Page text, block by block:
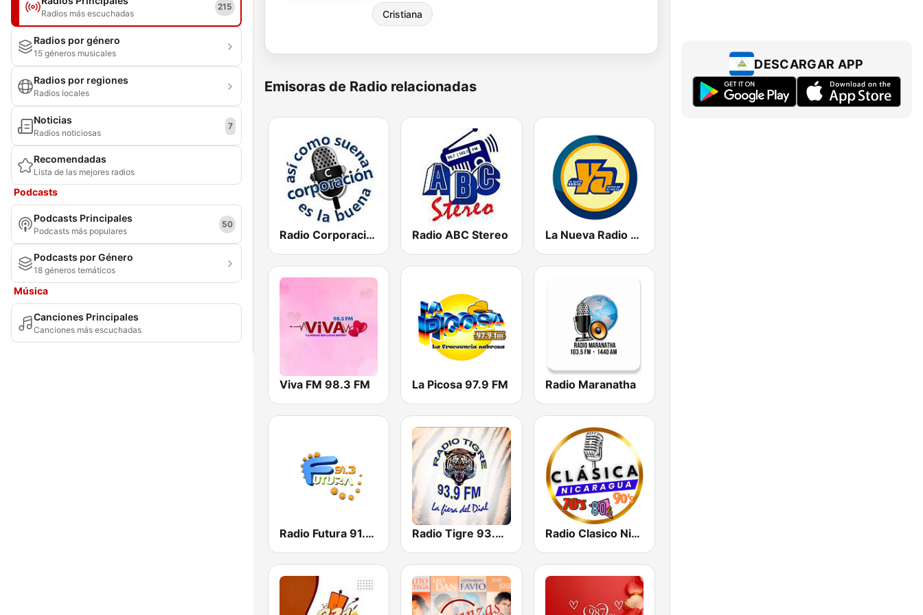
Radios más escuchadas
215
Radios por género
15 géneros musicales
Radios por regiones
Radios locales
Noticias
Radios noticiosas
7
Recomendadas
Lista de las mejores radios
Podcasts
Podcasts Principales
Podcasts más populares
50
Podcasts por Género
18 géneros temáticos
Música
Canciones Principales
Canciones más escuchadas
Cristiana
Emisoras de Radio relacionadas
Radio Corporación (YNOW) Radio ABC Stereo La Nueva Radio Ya 600
Viva FM 98.3 FM La Picosa 97.9 FM Radio Maranatha
Radio Futura 91.3 FM Radio Tigre 93.9 FM Radio Clasico Nicaragua
DESCARGAR APP